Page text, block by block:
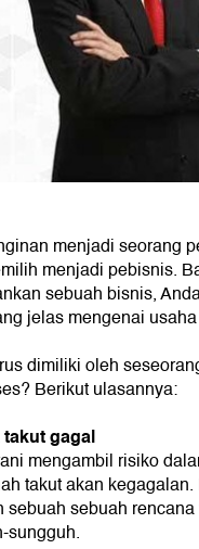
menjadi seorang
menjadi pebisnis.
sebuah bisnis,
jelas mengenai
dimiliki oleh
Berikut ulasannya:
gagal
mengambil risiko
takut akan
sebuah
sungguh.